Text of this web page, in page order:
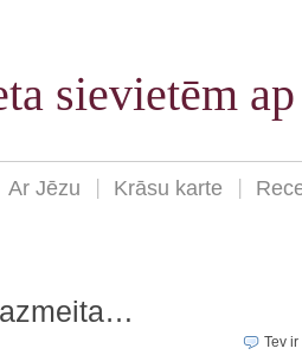
sievietēm
Ar Jēzu Krāsu karte
Tev ir